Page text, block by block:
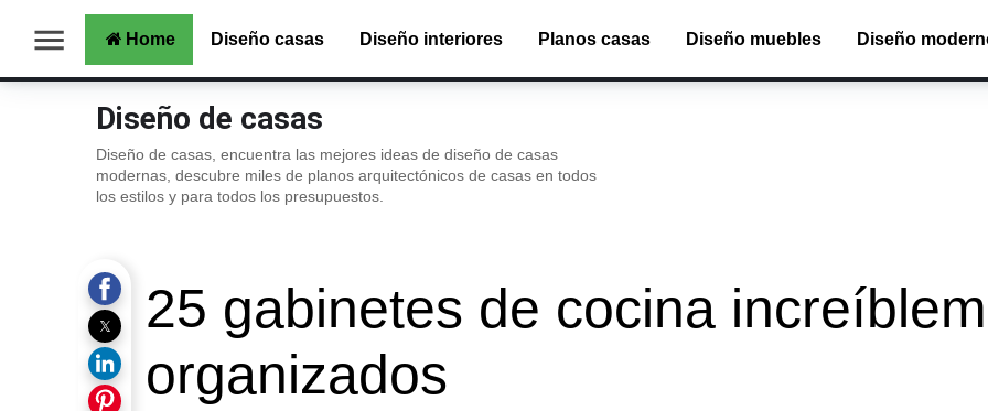
Home Diseño casas Diseño interiores Planos casas Diseño muebles Diseño
Diseño de casas
Diseño de casas, encuentra las mejores ideas de diseño de casas
modernas, descubre miles de planos arquitectónicos de casas en todos
los estilos y para todos los presupuestos.
25 gabinetes de cocina
organizados